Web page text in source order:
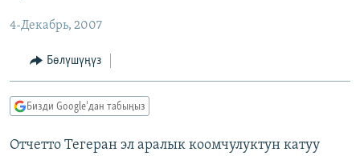
МАДАНИЯТ
ТВ ПРОГРАММАЛАР
БҮГҮН АЗАТТЫКТА
ДАНИСТЕ
ПОДКАСТ
4-Декабрь, 2007
Бөлүшүңүз
Бизди Google'дан табыңыз
Отчетто Тегеран эл аралык коомчулуктун катуу